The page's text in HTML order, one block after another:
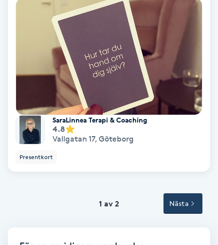
Svensk massage
Svettbehandling
Tuina-massage
Taktil massage
SaraLinnea Terapi & Coaching
4.8
Vallgatan 17, Göteborg
Presentkort
1 av 2 Nästa